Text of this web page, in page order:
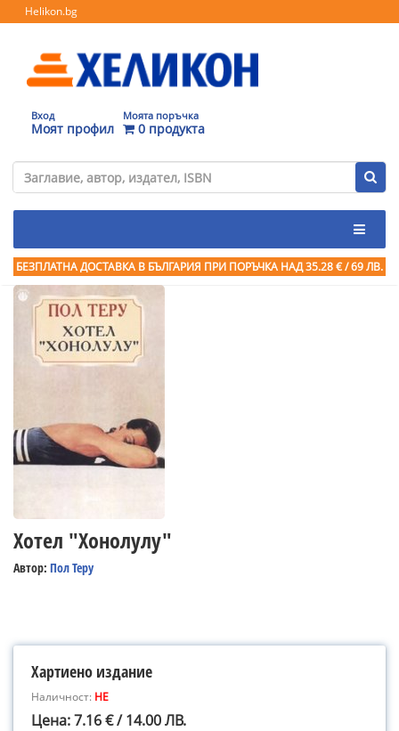
Helikon.bg
Вход
Моят профил
Моята поръчка
0 продукта
БЕЗПЛАТНА ДОСТАВКА В БЪЛГАРИЯ ПРИ ПОРЪЧКА НАД 35.28 € / 69 ЛВ.
Хотел "Хонолулу"
Автор: Пол Теру
Хартиено издание
Наличност: НЕ
Цена: 7.16 € / 14.00 ЛВ.